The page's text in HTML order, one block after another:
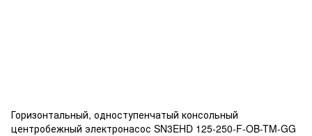
Горизонтальный, одноступенчатый консольный
центробежный электронасос SN3EHD 125-250-F-OB-TM-GG